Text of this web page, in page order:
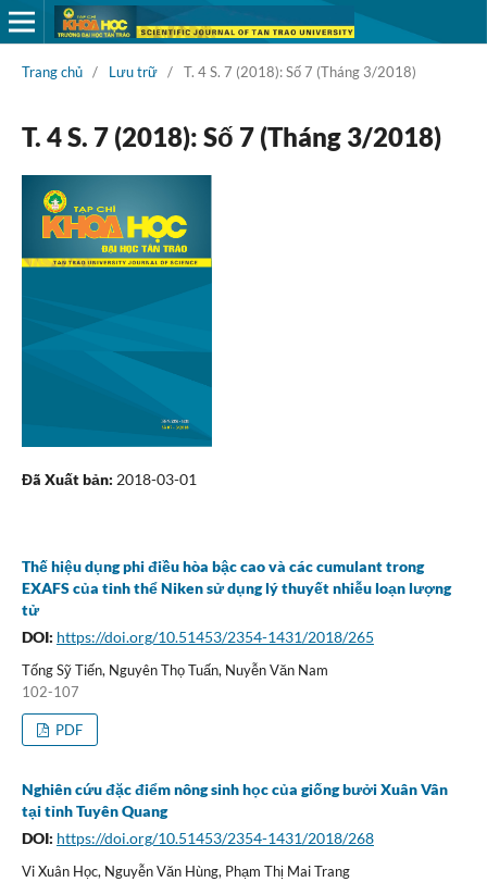
Trang chủ / Lưu trữ / T. 4 S. 7 (2018): Số 7 (Tháng 3/2018)
T. 4 S. 7 (2018): Số 7 (Tháng 3/2018)
Đã Xuất bản: 2018-03-01
Thế hiệu dụng phi điều hòa bậc cao và các cumulant trong
EXAFS của tinh thể Niken sử dụng lý thuyết nhiễu loạn lượng
tử
DOI: https://doi.org/10.51453/2354-1431/2018/265
Tống Sỹ Tiến, Nguyên Thọ Tuấn, Nuyễn Văn Nam
102-107
PDF
Nghiên cứu đặc điểm nông sinh học của giống bưởi Xuân Vân
tại tỉnh Tuyên Quang
DOI: https://doi.org/10.51453/2354-1431/2018/268
Vi Xuân Học, Nguyễn Văn Hùng, Phạm Thị Mai Trang